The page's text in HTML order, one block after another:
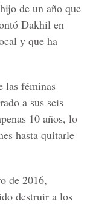
de un año que
Dakhil en
y que ha
las féminas
a sus seis
10 años, lo
hasta quitarle
de 2016,
destruir a los